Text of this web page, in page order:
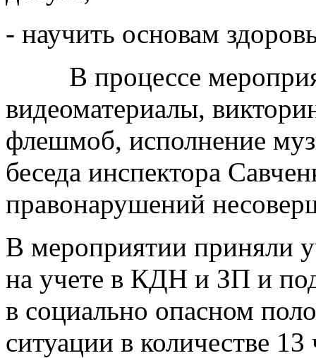
- научить основам
В процессе
видеоматериалы,
флешмоб, исполнение
беседа инспектора
правонарушений
В мероприятии приняли
на учете в КДН и ЗП и
в социально опасном
ситуации в количестве 13